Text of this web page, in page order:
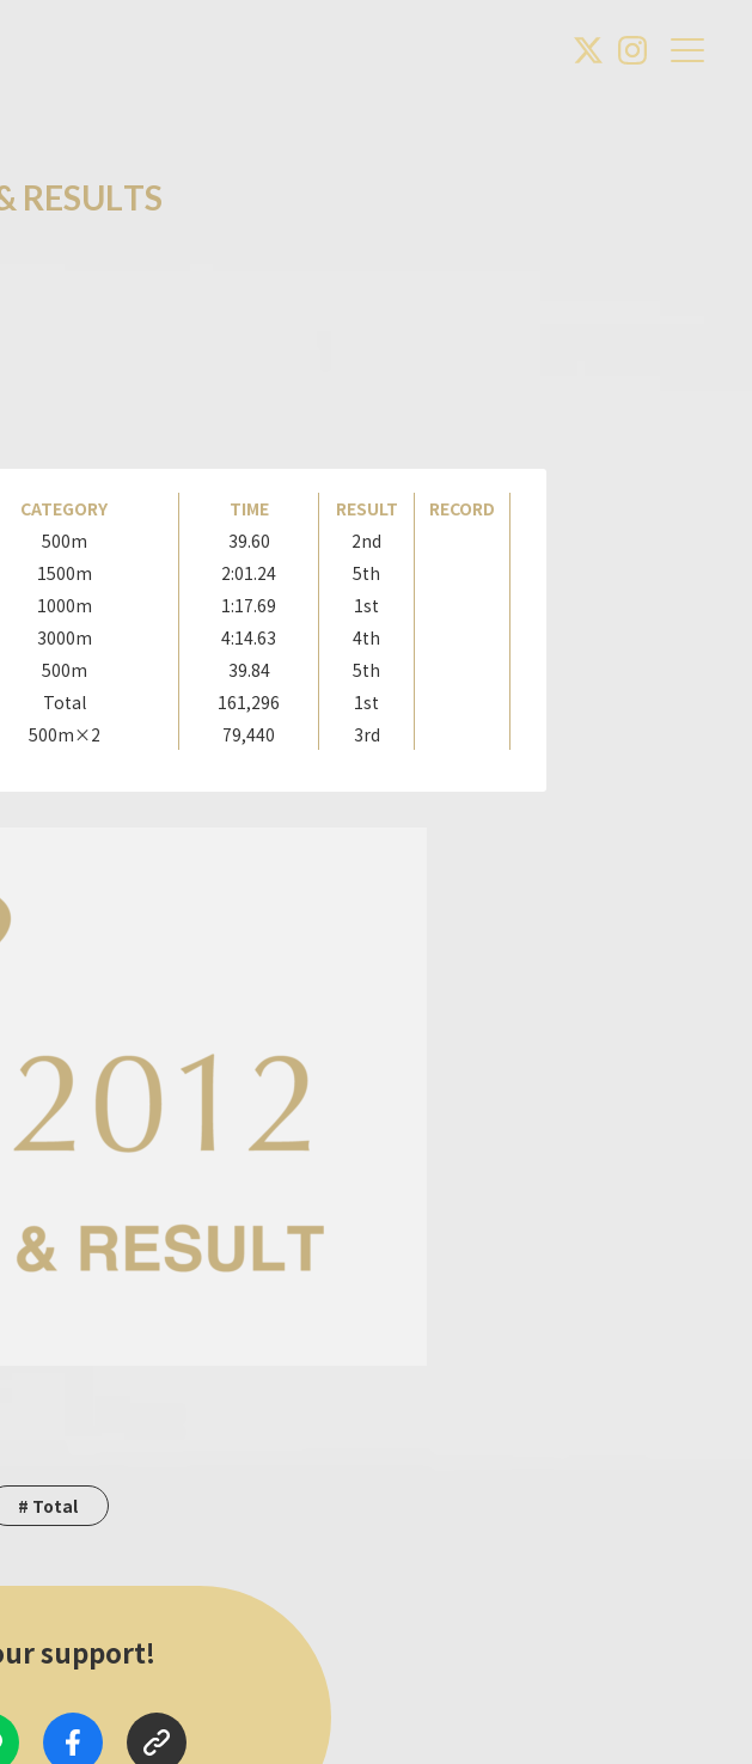
RESULTS
CATEGORY TIME RESULT
RECORD
500m
39.60
2nd
1500m
2:01.24
5th
1000m
1:17.69
1st
3000m
4:14.63
4th
500m
39.84
5th
Total
161,296
1st
500m×2
79,440 3rd
# Total
support!